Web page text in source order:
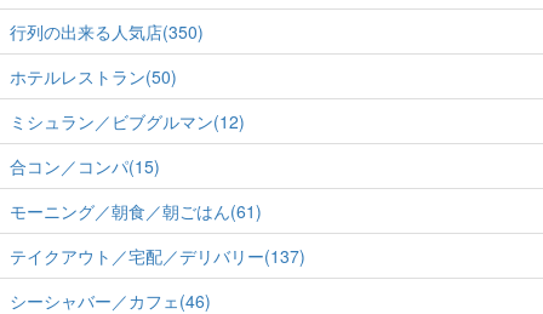
行列の出来る人気店(350)
ホテルレストラン(50)
ミシュラン／ビブグルマン(12)
合コン／コンパ(15)
モーニング／朝食／朝ごはん(61)
テイクアウト／宅配／デリバリー(137)
シーシャバー／カフェ(46)